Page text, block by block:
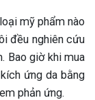
mỹ phẩm nào
đều nghiên cứu
Bao giờ khi mua
ứng da bằng
phản ứng.